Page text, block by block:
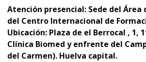
Atención presencial: Sede del Área
del Centro Internacional de
Ubicación: Plaza de el Berrocal , 1,
Clínica Biomed y enfrente del
del Carmen). Huelva capital.